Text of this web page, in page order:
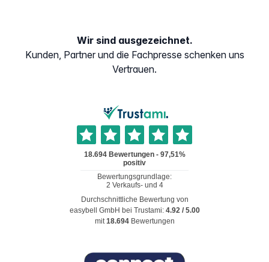
Wir sind ausgezeichnet.
Kunden, Partner und die Fachpresse schenken uns
Vertrauen.
Durchschnittliche Bewertung von
easybell GmbH bei Trustami: 4.92/ 5.00
mit18.694 Bewertungen